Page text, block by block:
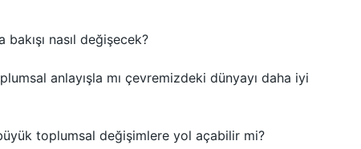
nasıl değişecek?
anlayışla mı çevremizdeki dünyayı daha iyi
toplumsal değişimlere yol açabilir mi?